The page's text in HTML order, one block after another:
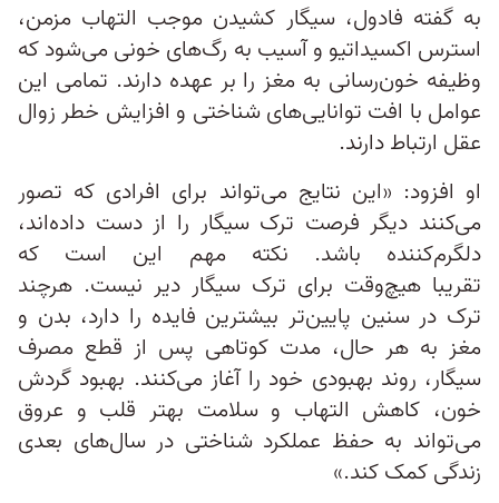
به گفته فادول، سیگار کشیدن موجب التهاب مزمن،
استرس اکسیداتیو و آسیب به رگ‌های خونی می‌شود که
وظیفه خون‌رسانی به مغز را بر عهده دارند. تمامی این
عوامل با افت توانایی‌های شناختی و افزایش خطر زوال
عقل ارتباط دارند.
او افزود: «این نتایج می‌تواند برای افرادی که تصور
می‌کنند دیگر فرصت ترک سیگار را از دست داده‌اند،
دلگرم‌کننده باشد. نکته مهم این است که
تقریبا هیچ‌وقت برای ترک سیگار دیر نیست. هرچند
ترک در سنین پایین‌تر بیشترین فایده را دارد، بدن و
مغز به هر حال، مدت کوتاهی پس از قطع مصرف
سیگار، روند بهبودی خود را آغاز می‌کنند. بهبود گردش
خون، کاهش التهاب و سلامت بهتر قلب و عروق
می‌تواند به حفظ عملکرد شناختی در سال‌های بعدی
زندگی کمک کند.»